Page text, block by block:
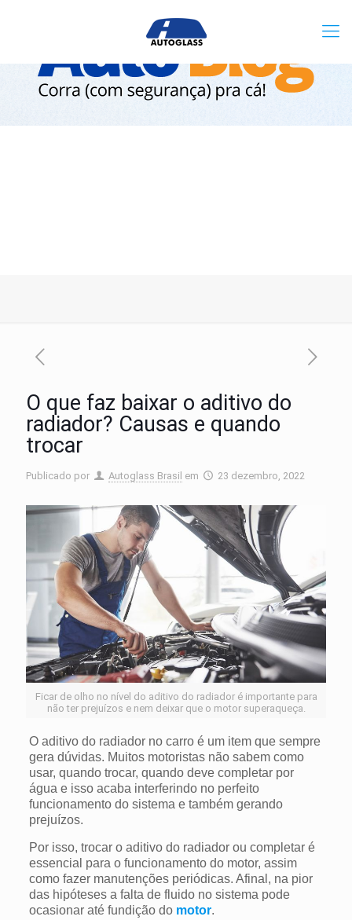
O que faz baixar o aditivo do
radiador? Causas e quando
trocar
Publicado por Autoglass Brasil em 23 dezembro, 2022
Ficar de olho no nível do aditivo do radiador é importante para
não ter prejuízos e nem deixar que o motor superaqueça.
O aditivo do radiador no carro é um item que sempre
gera dúvidas. Muitos motoristas não sabem como
usar, quando trocar, quando deve completar por
água e isso acaba interferindo no perfeito
funcionamento do sistema e também gerando
prejuízos.
Por isso, trocar o aditivo do radiador ou completar é
essencial para o funcionamento do motor, assim
como fazer manutenções periódicas. Afinal, na pior
das hipóteses a falta de fluido no sistema pode
ocasionar até fundição do motor.